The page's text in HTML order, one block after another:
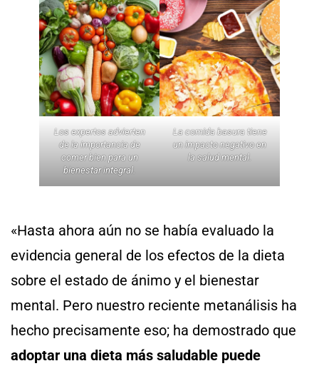
Los expertos advierten
de la importancia de
comer bien para un
bienestar integral.
La comida basura tiene
un impacto negativo en
la salud mental.
«Hasta ahora aún no se había evaluado la
evidencia general de los efectos de la dieta
sobre el estado de ánimo y el bienestar
mental. Pero nuestro reciente metanálisis ha
hecho precisamente eso; ha demostrado que
adoptar una dieta más saludable puede